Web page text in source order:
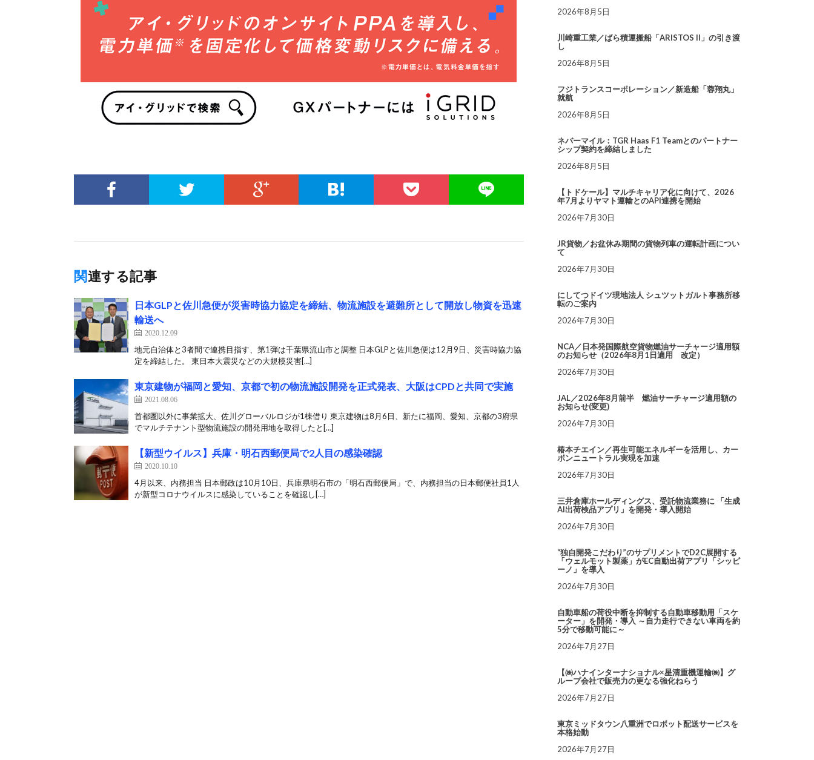
関連する記事
日本GLPと佐川急便が災害時協力協定を締結、物流施設を避難所として開放し物資を迅速
輸送へ
2020.12.09
地元自治体と3者間で連携目指す、第1弾は千葉県流山市と調整 日本GLPと佐川急便は12月9日、災害時協力協
定を締結した。 東日本大震災などの大規模災害[…]
東京建物が福岡と愛知、京都で初の物流施設開発を正式発表、大阪はCPDと共同で実施
2021.08.06
首都圏以外に事業拡大、佐川グローバルロジが1棟借り 東京建物は8月6日、新たに福岡、愛知、京都の3府県
でマルチテナント型物流施設の開発用地を取得したと[…]
【新型ウイルス】兵庫・明石西郵便局で2人目の感染確認
2020.10.10
4月以来、内務担当 日本郵政は10月10日、兵庫県明石市の「明石西郵便局」で、内務担当の日本郵便社員1人
が新型コロナウイルスに感染していることを確認し[…]
2026年8月5日
川崎重工業／ばら積運搬船「ARISTOS II」の引き渡
し
2026年8月5日
フジトランスコーポレーション／新造船「蓉翔丸」
就航
2026年8月5日
ネバーマイル：TGR Haas F1 Teamとのパートナー
シップ契約を締結しました
2026年8月5日
【トドケール】マルチキャリア化に向けて、2026
年7月よりヤマト運輸とのAPI連携を開始
2026年7月30日
JR貨物／お盆休み期間の貨物列車の運転計画につい
て
2026年7月30日
にしてつドイツ現地法人 シュツットガルト事務所移
転のご案内
2026年7月30日
NCA／日本発国際航空貨物燃油サーチャージ適用額
のお知らせ（2026年8月1日適用 改定）
2026年7月30日
JAL／2026年8月前半 燃油サーチャージ適用額の
お知らせ(変更)
2026年7月30日
椿本チエイン／再生可能エネルギーを活用し、カー
ボンニュートラル実現を加速
2026年7月30日
三井倉庫ホールディングス、受託物流業務に 「生成
AI出荷検品アプリ」を開発・導入開始
2026年7月30日
“独自開発こだわり”のサプリメントでD2C展開する
「ウェルモット製薬」がEC自動出荷アプリ「シッピ
ーノ」を導入
2026年7月30日
自動車船の荷役中断を抑制する自動車移動用「スケ
ーター」を開発・導入 ～自力走行できない車両を約
5分で移動可能に～
2026年7月27日
【㈱ハナインターナショナル×星清重機運輸㈱】グ
ループ会社で販売力の更なる強化ねらう
2026年7月27日
東京ミッドタウン八重洲でロボット配送サービスを
本格始動
2026年7月27日